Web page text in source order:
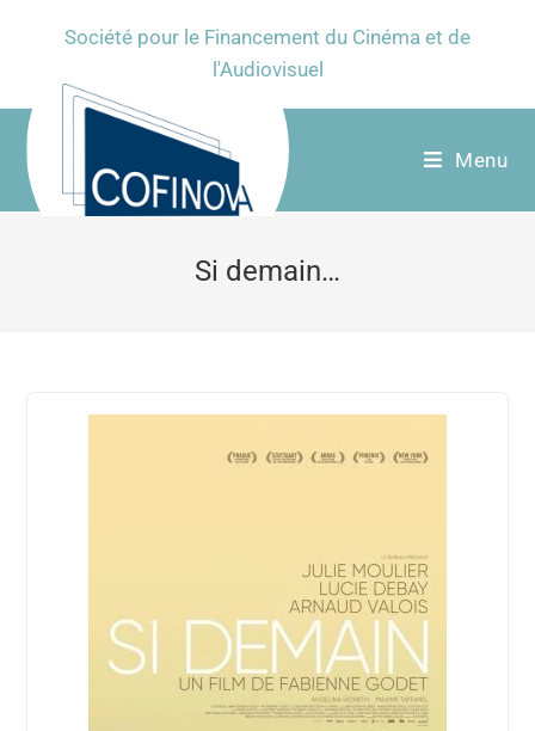
Société pour le Financement du Cinéma et de
l'Audiovisuel
Menu
Si demain…